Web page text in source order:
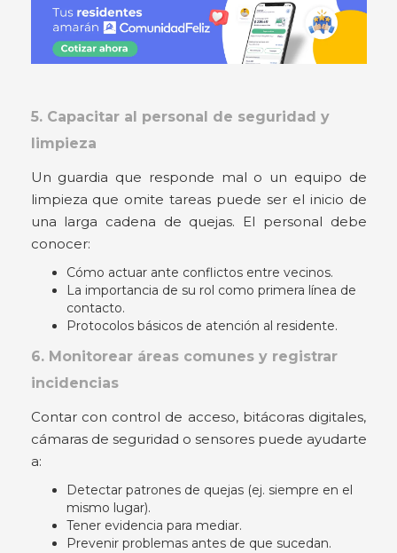
5. Capacitar al personal de seguridad y
limpieza
Un guardia que responde mal o un equipo de
limpieza que omite tareas puede ser el inicio de
una larga cadena de quejas. El personal debe
conocer:
Cómo actuar ante conflictos entre vecinos.
La importancia de su rol como primera línea de
contacto.
Protocolos básicos de atención al residente.
6. Monitorear áreas comunes y registrar
incidencias
Contar con control de acceso, bitácoras digitales,
cámaras de seguridad o sensores puede ayudarte
a:
Detectar patrones de quejas (ej. siempre en el
mismo lugar).
Tener evidencia para mediar.
Prevenir problemas antes de que sucedan.